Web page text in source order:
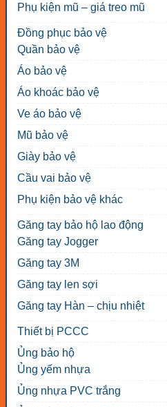
Phụ kiện mũ – giá treo mũ
Đồng phục bảo vệ
Quần bảo vệ
Áo bảo vệ
Áo khoác bảo vệ
Ve áo bảo vệ
Mũ bảo vệ
Giày bảo vệ
Cầu vai bảo vệ
Phụ kiện bảo vệ khác
Găng tay bảo hộ lao động
Găng tay Jogger
Găng tay 3M
Găng tay len sợi
Găng tay Hàn – chịu nhiệt
Thiết bị PCCC
Ủng bảo hộ
Ủng yếm nhựa
Ủng nhựa PVC trắng